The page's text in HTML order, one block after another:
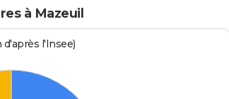
à Mazeuil
l'Insee)